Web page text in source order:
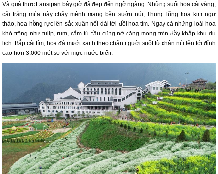
Và quả thực Fansipan bây giờ đã đẹp đến ngỡ ngàng. Những suối hoa cải vàng,
cải trắng mùa này chảy mênh mang bên sườn núi, Thung lũng hoa kim ngư
thảo, hoa hồng rực lên sắc xuân nối dài tới đồi hoa tím. Ngay cả những loài hoa
khó trồng như tulip, rum, cẩm tú cầu cũng nở căng mọng tròn đầy khắp khu du
lịch. Bắp cải tím, hoa đá mướt xanh theo chân người suốt từ chân núi lên tới đỉnh
cao hơn 3.000 mét so với mực nước biển.